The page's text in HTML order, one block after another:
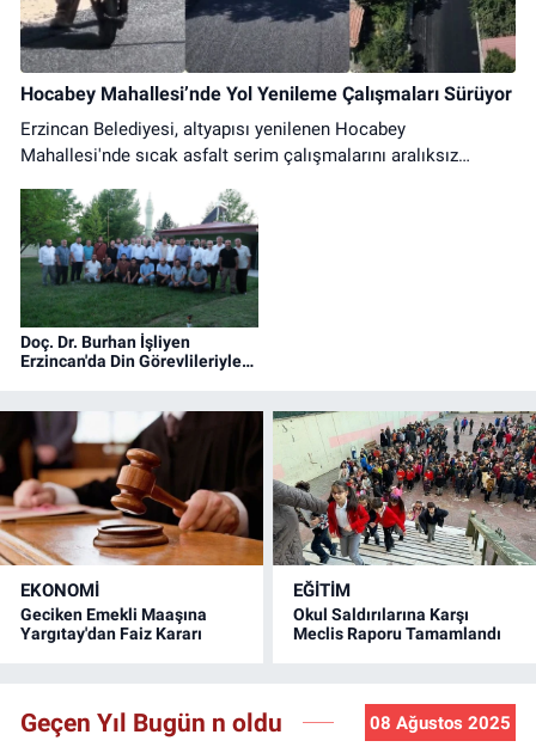
Hocabey Mahallesi’nde Yol Yenileme Çalışmaları Sürüyor
Erzincan Belediyesi, altyapısı yenilenen Hocabey
Mahallesi'nde sıcak asfalt serim çalışmalarını aralıksız
Doç. Dr. Burhan İşliyen
Erzincan'da Din Görevlileriyle
EKONOMİ
Geciken Emekli Maaşına
Yargıtay'dan Faiz Kararı
EĞİTİM
Okul Saldırılarına Karşı
Meclis Raporu Tamamlandı
Geçen Yıl Bugün n oldu 08 Ağustos 2025